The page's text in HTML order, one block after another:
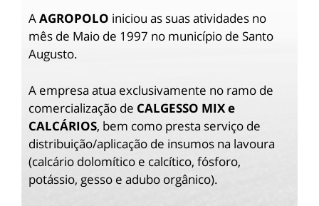
AAGROPOLO iniciou as suas atividades no
mês de Maio de 1997 no município de Santo
Augusto.
A empresa atua exclusivamente no ramo de
comercialização de CALGESSO MIX e
CALCÁRIOS, bem como presta serviço de
distribuição/aplicação de insumos na lavoura
(calcário dolomítico e calcítico, fósforo,
potássio, gesso e adubo orgânico).